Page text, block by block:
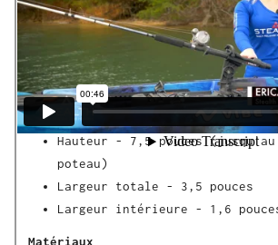
Sangle de verrouillage du
Désactive la came de
Poteau de montage insérable à
Dimensions
Longueur : 6,5 pouces
Hauteur - 7,5 pouces (jusqu'au
poteau)
Largeur totale - 3,5 pouces
Largeur intérieure - 1,6
Matériaux